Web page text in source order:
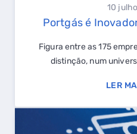
10
Portgás é
Figura entre as 175
distinção, num
LER